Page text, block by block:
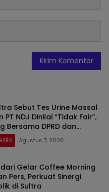
Sebut Tes Urine Massal
PT NDJ Dinilai “Tidak Fair”,
Bersama DPRD dan
II Agustus 7, 2026
Gelar Coffee Morning
Pers, Perkuat Sinergi
di Sultra